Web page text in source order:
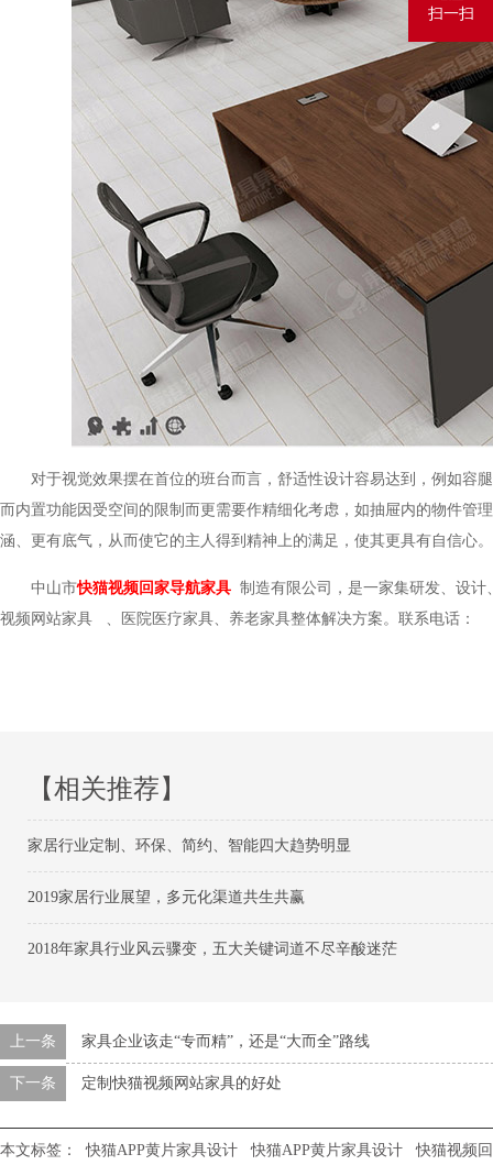
对于视觉效果摆在首位的班台而言，舒适性设计容易达到，例如容
而内置功能因受空间的限制而更需要作精细化考虑，如抽屉内的物件管
涵、更有底气，从而使它的主人得到精神上的满足，使其更具有自信心。
中山市快猫视频回家导航家具 制造有限公司，是一家集研发、设计
视频网站家具
、医院医疗家具、养老家具整体解决方案。联系电话：
【相关推荐】
家居行业定制、环保、简约、智能四大趋势明显
2019家居行业展望，多元化渠道共生共赢
2018年家具行业风云骤变，五大关键词道不尽辛酸迷茫
上一条 家具企业该走“专而精”，还是“大而全”路线
下一条 定制快猫视频网站家具的好处
本文标签： 快猫APP黄片家具设计 快猫APP黄片家具设计 快猫视频
扫一扫